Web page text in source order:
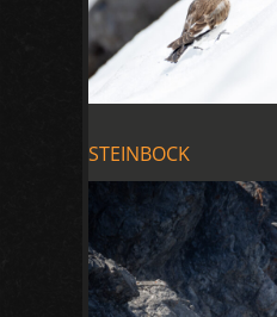
STEINBOCK